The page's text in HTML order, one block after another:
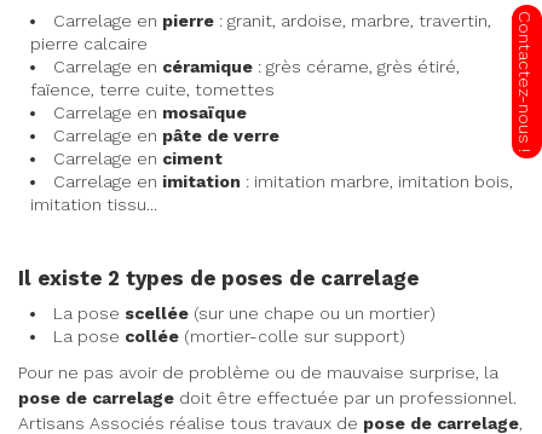
Carrelage en pierre : granit, ardoise, marbre, travertin,
pierre calcaire
Carrelage en céramique : grès cérame, grès étiré,
faïence, terre cuite, tomettes
Carrelage en mosaïque
Carrelage en pâte de verre
Carrelage en ciment
Carrelage en imitation : imitation marbre, imitation bois,
imitation tissu...
Il existe 2 types de poses de carrelage
La pose scellée (sur une chape ou un mortier)
La pose collée (mortier-colle sur support)
Pour ne pas avoir de problème ou de mauvaise surprise, la
pose de carrelage doit être effectuée par un professionnel.
Artisans Associés réalise tous travaux de pose de carrelage,